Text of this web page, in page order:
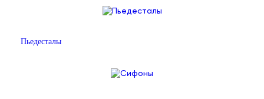
Пьедесталы